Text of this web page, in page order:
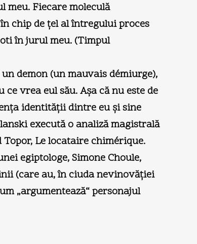
Fiecare moleculă
chip de ţel al întregului proces
în jurul meu. (Timpul
demon (un mauvais démiurge),
vrea eul său. Aşa că nu este de
identităţii dintre eu şi sine
execută o analiză magistrală
Le locataire chimérique.
egiptologe, Simone Choule,
(care au, în ciuda nevinovăţiei
„argumentează“ personajul